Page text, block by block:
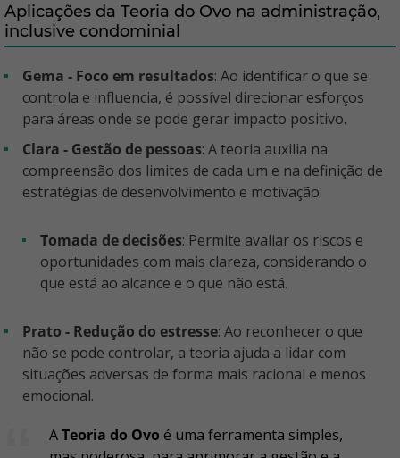
Aplicações da Teoria do Ovo na administração,
inclusive condominial
Gema - Foco em resultados: Ao identificar o que se
controla e influencia, é possível direcionar esforços
para áreas onde se pode gerar impacto positivo.
Clara - Gestão de pessoas: A teoria auxilia na
compreensão dos limites de cada um e na definição de
estratégias de desenvolvimento e motivação.
Tomada de decisões: Permite avaliar os riscos e
oportunidades com mais clareza, considerando o
que está ao alcance e o que não está.
Prato - Redução do estresse: Ao reconhecer o que
não se pode controlar, a teoria ajuda a lidar com
situações adversas de forma mais racional e menos
emocional.
ATeoria do Ovo é uma ferramenta simples,